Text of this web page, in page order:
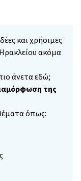
και χρήσιμες
ακόμα
άνετα εδώ;
της
όπως: